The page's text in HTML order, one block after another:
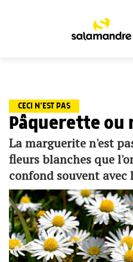
CECI N’EST PAS
Pâquerette ou
La marguerite n'est
fleurs blanches que
confond souvent avec